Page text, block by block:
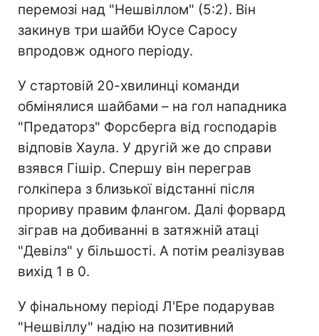
перемозі над "Нешвіллом" (5:2). Він
закинув три шайби Юусе Саросу
впродовж одного періоду.
У стартовій 20-хвилинці команди
обмінялися шайбами – на гол нападника
"Предаторз" Форсберга від господарів
відповів Хаула. У другій же до справи
взявся Гішір. Спершу він переграв
голкіпера з близької відстанні після
прориву правим флангом. Далі форвард
зіграв на добиванні в затяжній атаці
"Девілз" у більшості. А потім реалізував
вихід 1 в 0.
У фінальному періоді Л'Ере подарував
"Нешвіллу" надію на позитивний